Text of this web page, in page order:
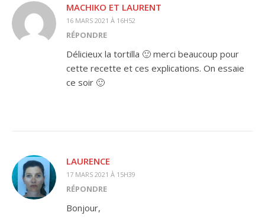
MACHIKO ET LAURENT
16 MARS 2021 À 16H52
RÉPONDRE
Délicieux la tortilla 🙂 merci beaucoup pour
cette recette et ces explications. On essaie
ce soir 🙂
LAURENCE
17 MARS 2021 À 15H39
RÉPONDRE
Bonjour,